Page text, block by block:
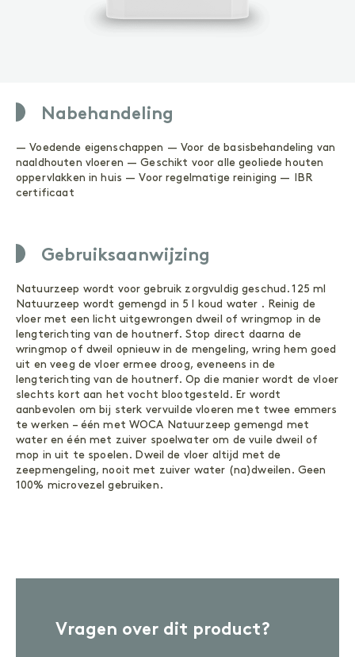
Buitenhout
Reinigen
Primer
BEHANDELING
Olie
Wood Shield
ONDERHOUD
Reinigen
Olie
Wash-in
ACCESSOIRES
Accessoires
Nabehandeling
— Voedende eigenschappen — Voor de basisbehandeling van
naaldhouten vloeren — Geschikt voor alle geoliede houten
oppervlakken in huis — Voor regelmatige reiniging — IBR
certificaat
Gebruiksaanwijzing
Natuurzeep wordt voor gebruik zorgvuldig geschud. 125 ml
Natuurzeep wordt gemengd in 5 l koud water . Reinig de
vloer met een licht uitgewrongen dweil of wringmop in de
lengterichting van de houtnerf. Stop direct daarna de
wringmop of dweil opnieuw in de mengeling, wring hem goed
uit en veeg de vloer ermee droog, eveneens in de
lengterichting van de houtnerf. Op die manier wordt de vloer
slechts kort aan het vocht blootgesteld. Er wordt
aanbevolen om bij sterk vervuilde vloeren met twee emmers
te werken – één met WOCA Natuurzeep gemengd met
water en één met zuiver spoelwater om de vuile dweil of
mop in uit te spoelen. Dweil de vloer altijd met de
zeepmengeling, nooit met zuiver water (na)dweilen. Geen
100% microvezel gebruiken.
Vragen over dit product?